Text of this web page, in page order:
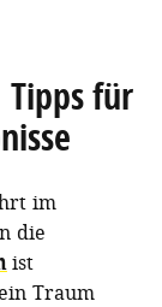
für
im
die
ist
Traum